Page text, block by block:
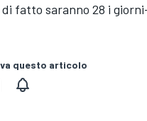
fatto saranno 28 i
questo articolo